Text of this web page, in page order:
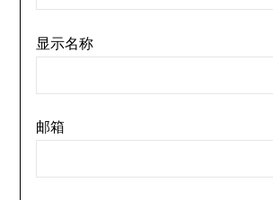
显示名称
邮箱